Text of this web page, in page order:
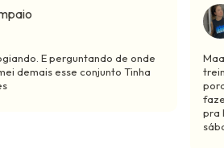
E perguntando de onde
demais esse conjunto Tinha
pra